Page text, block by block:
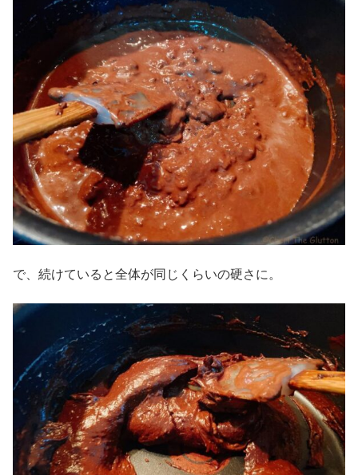
で、続けていると全体が同じくらいの硬さに。